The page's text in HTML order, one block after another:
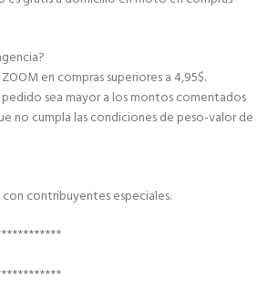
en compras superiores a 4,95$.
pedido sea mayor a los montos comentados
no cumpla las condiciones de peso-valor de
contribuyentes especiales.